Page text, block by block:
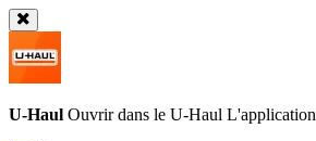
U-Haul Ouvrir dans le U-Haul L'application